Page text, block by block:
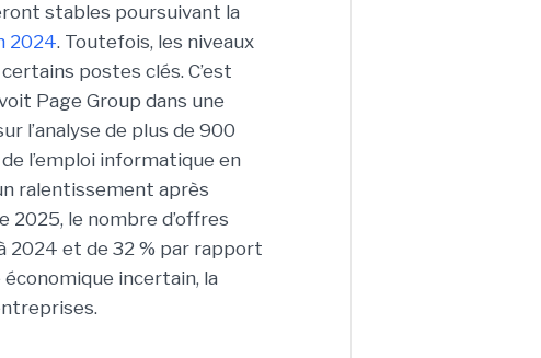
stables poursuivant la
2024. Toutefois, les niveaux
postes clés. C’est
Page Group dans une
l’analyse de plus de 900
l’emploi informatique en
ralentissement après
le nombre d’offres
2024 et de 32 % par rapport
incertain, la